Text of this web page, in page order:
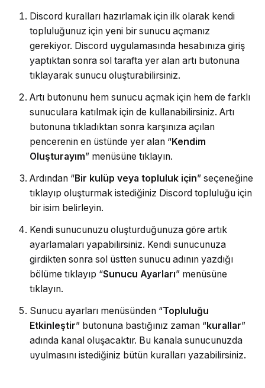
Discord kuralları hazırlamak için ilk olarak kendi
topluluğunuz için yeni bir sunucu açmanız
gerekiyor. Discord uygulamasında hesabınıza giriş
yaptıktan sonra sol tarafta yer alan artı butonuna
tıklayarak sunucu oluşturabilirsiniz.
Artı butonunu hem sunucu açmak için hem de farklı
sunuculara katılmak için de kullanabilirsiniz. Artı
butonuna tıkladıktan sonra karşınıza açılan
pencerenin en üstünde yer alan “Kendim
Oluşturayım” menüsüne tıklayın.
Ardından “Bir kulüp veya topluluk için” seçeneğine
tıklayıp oluşturmak istediğiniz Discord topluluğu için
bir isim belirleyin.
Kendi sunucunuzu oluşturduğunuza göre artık
ayarlamaları yapabilirsiniz. Kendi sunucunuza
girdikten sonra sol üstten sunucu adının yazdığı
bölüme tıklayıp “Sunucu Ayarları” menüsüne
tıklayın.
Sunucu ayarları menüsünden “Topluluğu
Etkinleştir” butonuna bastığınız zaman “kurallar”
adında kanal oluşacaktır. Bu kanala sunucunuzda
uyulmasını istediğiniz bütün kuralları yazabilirsiniz.